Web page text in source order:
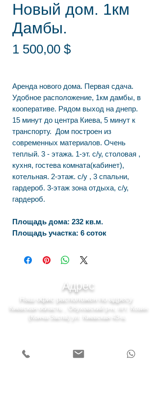
Новый дом. 1км
Дамбы.
1 500,00 $Цена
Аренда нового дома. Первая сдача.
Удобное расположение, 1км дамбы, в
кооперативе. Рядом выход на днепр.
15 минут до центра Киева, 5 минут к
транспорту. Дом построен из
современных материалов. Очень
теплый. 3 - этажа. 1-эт. с/у, столовая ,
кухня, гостева комната(кабинет),
котельная. 2-этаж. с/у , 3 спальни,
гардероб. 3-этаж зона отдыха, с/у,
гардероб.
Площадь дома: 232 кв.м.
Площадь участка: 6 соток
Адрес
Наш офис расположен по адресу
Киевская область , Обуховский р-н, пгт. Козин
(Конча-Заспа) ул. Киевская 43-а.